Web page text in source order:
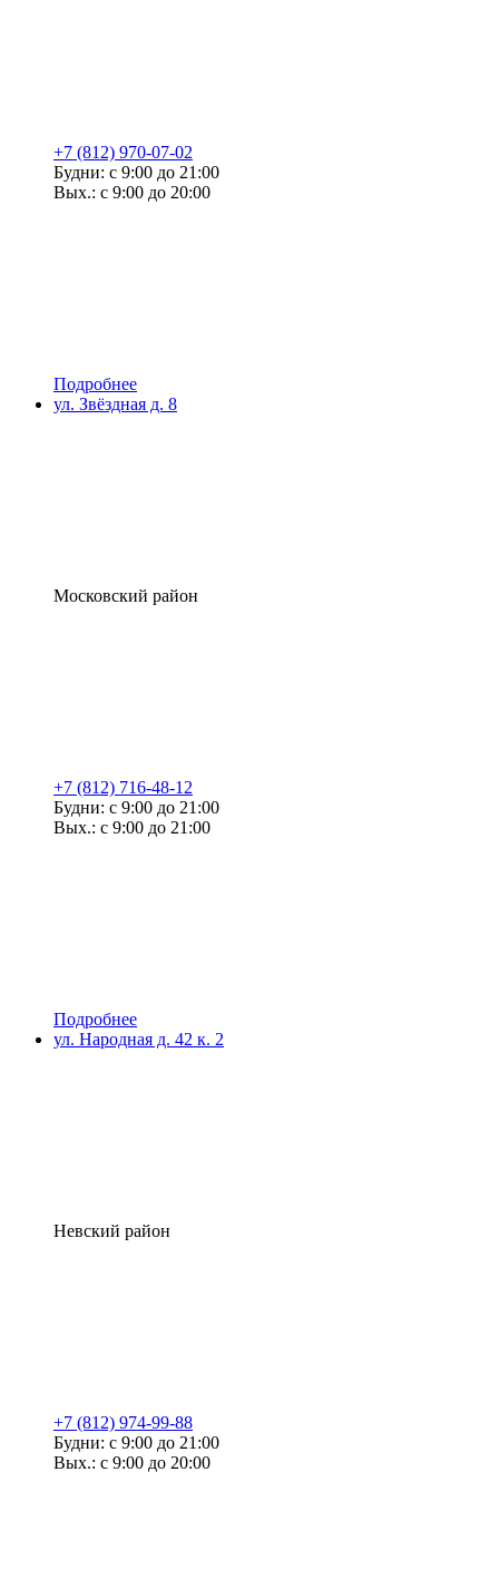
+7 (812) 970-07-02
Будни: с 9:00 до 21:00
Вых.: с 9:00 до 20:00
Подробнее
ул. Звёздная д. 8
Московский район
+7 (812) 716-48-12
Будни: с 9:00 до 21:00
Вых.: с 9:00 до 21:00
Подробнее
ул. Народная д. 42 к. 2
Невский район
+7 (812) 974-99-88
Будни: с 9:00 до 21:00
Вых.: с 9:00 до 20:00